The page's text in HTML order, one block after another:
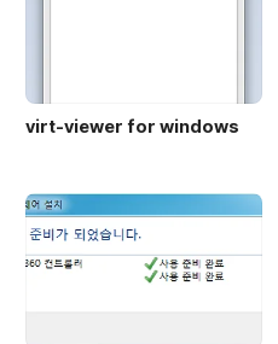
virt-viewer for windows